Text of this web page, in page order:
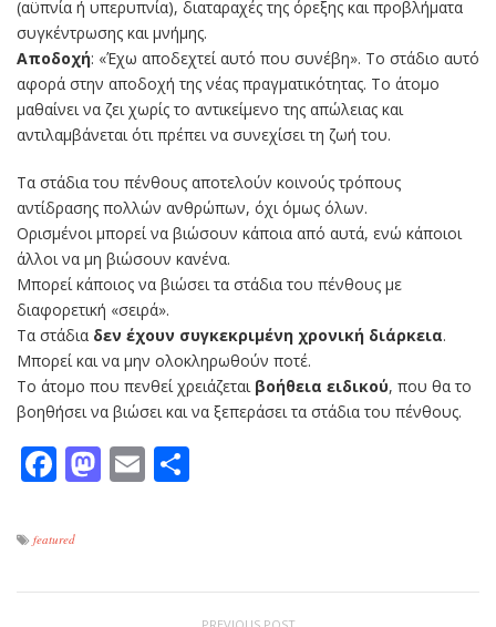
(αϋπνία ή υπερυπνία), διαταραχές της όρεξης και προβλήματα
συγκέντρωσης και μνήμης.
Αποδοχή: «Έχω αποδεχτεί αυτό που συνέβη». Το στάδιο αυτό
αφορά στην αποδοχή της νέας πραγματικότητας. Το άτομο
μαθαίνει να ζει χωρίς το αντικείμενο της απώλειας και
αντιλαμβάνεται ότι πρέπει να συνεχίσει τη ζωή του.
Τα στάδια του πένθους αποτελούν κοινούς τρόπους
αντίδρασης πολλών ανθρώπων, όχι όμως όλων.
Ορισμένοι μπορεί να βιώσουν κάποια από αυτά, ενώ κάποιοι
άλλοι να μη βιώσουν κανένα.
Μπορεί κάποιος να βιώσει τα στάδια του πένθους με
διαφορετική «σειρά».
Τα στάδια δεν έχουν συγκεκριμένη χρονική διάρκεια.
Μπορεί και να μην ολοκληρωθούν ποτέ.
Το άτομο που πενθεί χρειάζεται βοήθεια ειδικού, που θα το
βοηθήσει να βιώσει και να ξεπεράσει τα στάδια του πένθους.
Facebook
Mastodon
Email
featured